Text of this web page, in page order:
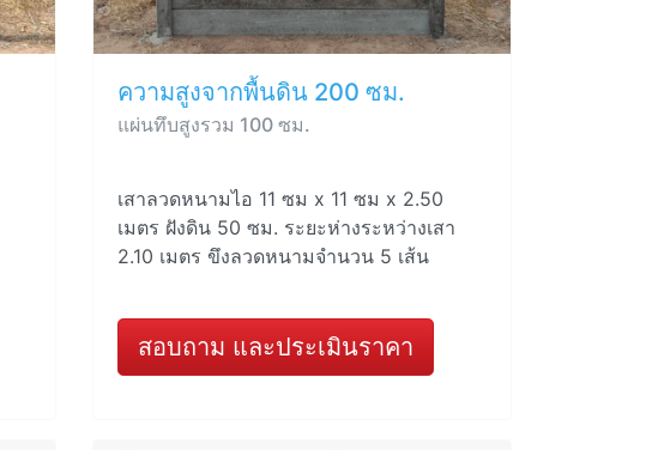
ความสูงจากพื้นดิน 200 ซม.
แผ่นทึบสูงรวม 100 ซม.
เสาลวดหนามไอ 11 ซม x 11 ซม x 2.50
เมตร ฝังดิน 50 ซม. ระยะห่างระหว่างเสา
2.10 เมตร ขึงลวดหนามจำนวน 5 เส้น
สอบถาม และประเมินราคา